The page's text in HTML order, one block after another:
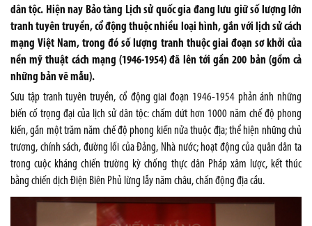
dân tộc. Hiện nay Bảo tàng Lịch sử quốc gia đang lưu giữ số lượng lớn
tranh tuyên truyền, cổ động thuộc nhiều loại hình, gắn với lịch sử cách
mạng Việt Nam, trong đó số lượng tranh thuộc giai đoạn sơ khởi của
nền mỹ thuật cách mạng (1946-1954) đã lên tới gần 200 bản (gồm cả
những bản vẽ mẫu).
Sưu tập tranh tuyên truyền, cổ động giai đoạn 1946-1954 phản ánh những
biến cố trọng đại của lịch sử dân tộc: chấm dứt hơn 1000 năm chế độ phong
kiến, gần một trăm năm chế độ phong kiến nửa thuộc địa; thể hiện những chủ
trương, chính sách, đường lối của Đảng, Nhà nước; hoạt động của quân dân ta
trong cuộc kháng chiến trường kỳ chống thực dân Pháp xâm lược, kết thúc
bằng chiến dịch Điện Biên Phủ lừng lẫy năm châu, chấn động địa cầu.